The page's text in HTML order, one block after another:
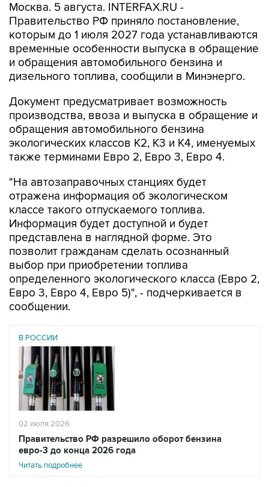
Москва. 5 августа. INTERFAX.RU -
Правительство РФ приняло постановление,
которым до 1 июля 2027 года устанавливаются
временные особенности выпуска в обращение
и обращения автомобильного бензина и
дизельного топлива, сообщили в Минэнерго.
Документ предусматривает возможность
производства, ввоза и выпуска в обращение и
обращения автомобильного бензина
экологических классов К2, К3 и К4, именуемых
также терминами Евро 2, Евро 3, Евро 4.
"На автозаправочных станциях будет
отражена информация об экологическом
классе такого отпускаемого топлива.
Информация будет доступной и будет
представлена в наглядной форме. Это
позволит гражданам сделать осознанный
выбор при приобретении топлива
определенного экологического класса (Евро 2,
Евро 3, Евро 4, Евро 5)", - подчеркивается в
сообщении.
В РОССИИ
02 июля 2026
Правительство РФ разрешило оборот бензина
евро-3 до конца 2026 года
Читать подробнее